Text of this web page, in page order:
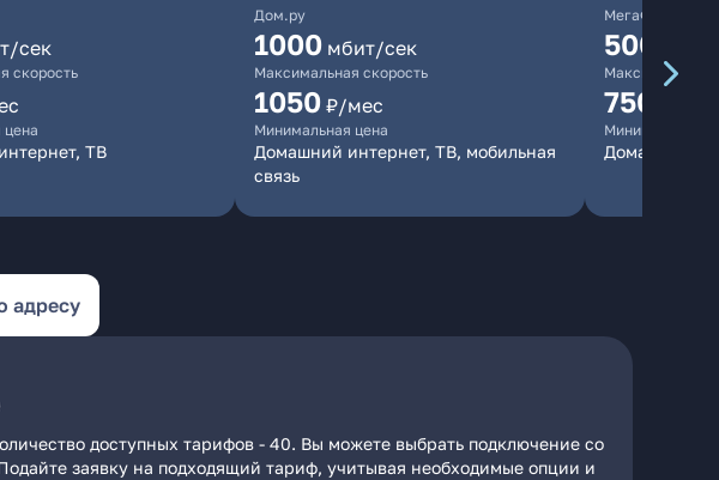
сек
скорость
ТВ
Дом.ру
1000 мбит/сек
Максимальная скорость
1050 ₽/мес
Минимальная цена
Домашний интернет, ТВ, мобильная
связь
МегаФон
500
Максимальная
750
Минимальная
Домашний
адресу
доступных тарифов - 40. Вы можете выбрать подключение со
заявку на подходящий тариф, учитывая необходимые опции и